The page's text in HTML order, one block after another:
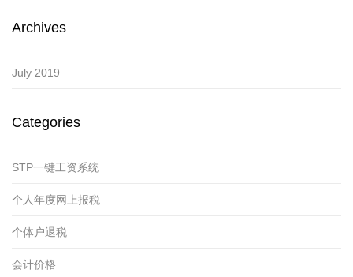
Archives
July 2019
Categories
STP一键工资系统
个人年度网上报税
个体户退税
会计价格